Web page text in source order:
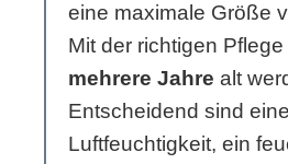
eine maximale Größe
Mit der richtigen
mehrere Jahre alt
Entscheidend sind
Luftfeuchtigkeit, ein